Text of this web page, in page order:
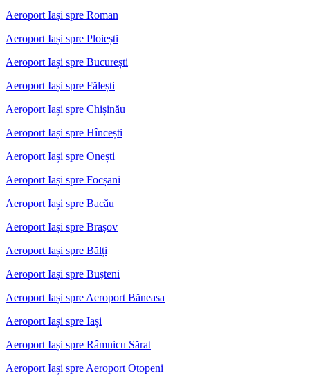
Aeroport Iași spre Roman
Aeroport Iași spre Ploiești
Aeroport Iași spre București
Aeroport Iași spre Fălești
Aeroport Iași spre Chișinău
Aeroport Iași spre Hîncești
Aeroport Iași spre Onești
Aeroport Iași spre Focșani
Aeroport Iași spre Bacău
Aeroport Iași spre Brașov
Aeroport Iași spre Bălți
Aeroport Iași spre Bușteni
Aeroport Iași spre Aeroport Băneasa
Aeroport Iași spre Iași
Aeroport Iași spre Râmnicu Sărat
Aeroport Iași spre Aeroport Otopeni